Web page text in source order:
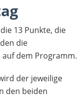
13 Punkte, die
die
dem Programm.
der jeweilige
den beiden